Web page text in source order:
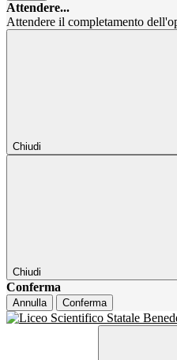
Attendere...
Attendere il completamento
Chiudi
Chiudi
Conferma
Annulla Conferma